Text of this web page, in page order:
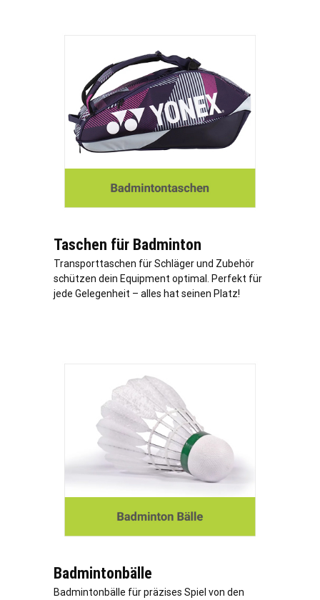
Taschen für Badminton
Transporttaschen für Schläger und Zubehör
schützen dein Equipment optimal. Perfekt für
jede Gelegenheit – alles hat seinen Platz!
Badmintonbälle
Badmintonbälle für präzises Spiel von den